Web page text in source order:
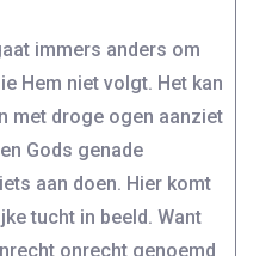
immers anders om
Hem niet volgt. Het kan
met droge ogen aanziet
Gods genade
aan doen. Hier komt
tucht in beeld. Want
onrecht genoemd